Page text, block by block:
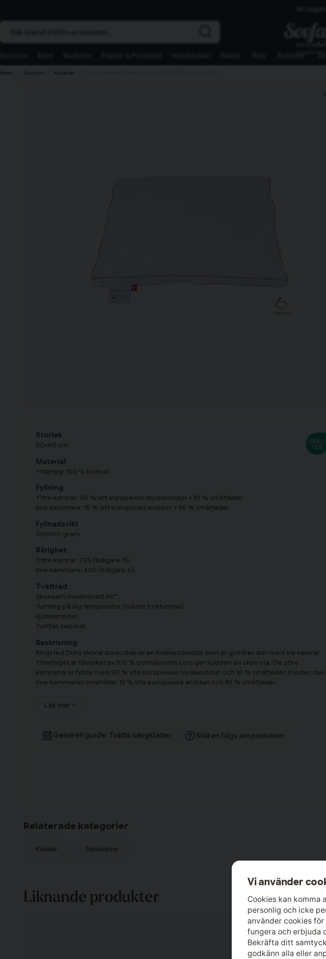
Skickas
Hem Sovrum Kuddar
Storlek
50x60 cm
Material
Yttertyg: 100 % Bomull
Fyllning
Yttre kamrar: 90 % vitt europeiskt myskanddun + 10 % småfjäder
Inre kammare: 15 % vitt europeiskt anddun + 85 % småfjäder
Fyllnadsvikt
120/400 gram
Bärighet
Yttre kamrar: 725 (tidigare 11).
Inre kammare: 400 (tidigare 6).
Tvättråd
Skonsam maskintvätt 60°.
Tumling på låg temperatur (måste torktumlas).
Ej blekmedel.
Tvättas separat.
Beskrivning
Ringsted Duns sköna dunkudde är en kvalitetskudde som är gjord av dun med tre kamrar.
Yttertyget är tillverkat av 100 % bomullssatin som ger kudden en skön yta. De yttre
kamrarna är fyllda med 90 % vita europeiska myskanddun och 10 % småfjäder, medan den
inre kammaren innehåller 15 % vita europeiska anddun och 85 % småfjäder.
producerad enligt OEKO-TEX Klass I, samt har den en Nomite-märkning som innebär att
Läs mer
Generell guide: Tvätta sängkläder Ställ en fråga om produkten
Relaterade kategorier
Kuddar Dunkuddar
Liknande produkter
Vi använder
Cookies kan komma
personlig och icke
använder cookies
fungera och erbjuda
Bekräfta ditt
godkänn alla eller